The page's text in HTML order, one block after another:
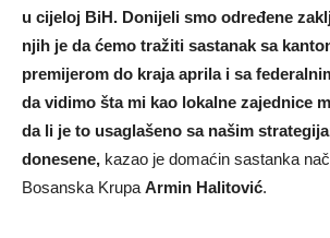
u cijeloj BiH. Donijeli smo određene
njih je da ćemo tražiti sastanak sa
premijerom do kraja aprila i sa
da vidimo šta mi kao lokalne zajednice
da li je to usaglašeno sa našim
donesene, kazao je domaćin sastanka
Bosanska Krupa Armin Halitović.